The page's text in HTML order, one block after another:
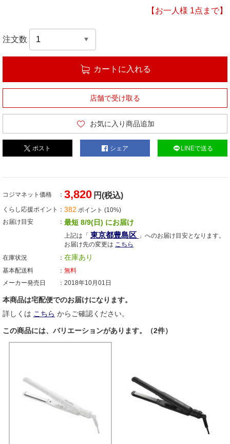
【お一人様 1点まで】
注文数
カートに入れる
店舗で受け取る
お気に入り商品追加
ポスト シェア LINEで送る
コジマネット価格 3,820 円(税込)
くらし応援ポイント 382 ポイント (10%)
お届け目安
最短 8/9(日) にお届け
上記は「 東京都豊島区 」へのお届け目安となります。
お届け先の変更は こちら
在庫状況
在庫あり
基本配送料
無料
メーカー発売日
2018年10月01日
本商品は宅配便でのお届けになります。
詳しくは こちら からご確認ください。
この商品には、バリエーションがあります。（2件）